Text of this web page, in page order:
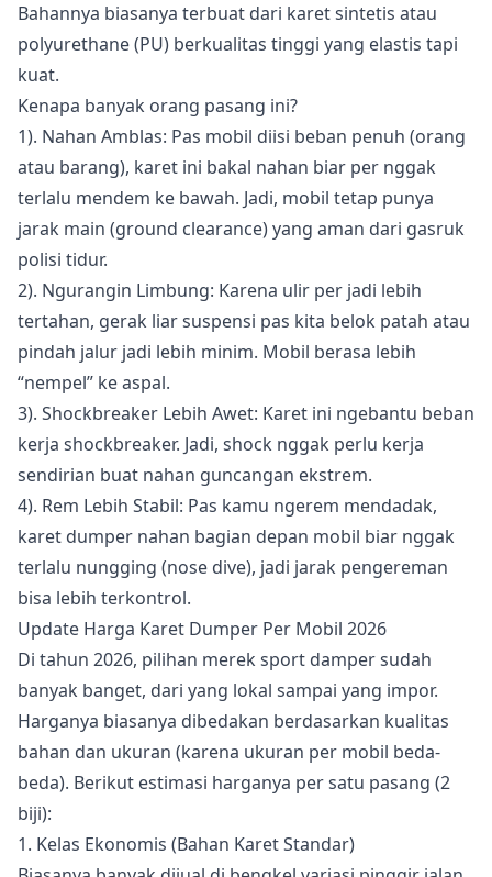
Bahannya biasanya terbuat dari karet sintetis atau
polyurethane (PU) berkualitas tinggi yang elastis tapi
kuat.
Kenapa banyak orang pasang ini?
1). Nahan Amblas: Pas mobil diisi beban penuh (orang
atau barang), karet ini bakal nahan biar per nggak
terlalu mendem ke bawah. Jadi, mobil tetap punya
jarak main (ground clearance) yang aman dari gasruk
polisi tidur.
2). Ngurangin Limbung: Karena ulir per jadi lebih
tertahan, gerak liar suspensi pas kita belok patah atau
pindah jalur jadi lebih minim. Mobil berasa lebih
“nempel” ke aspal.
3). Shockbreaker Lebih Awet: Karet ini ngebantu beban
kerja shockbreaker. Jadi, shock nggak perlu kerja
sendirian buat nahan guncangan ekstrem.
4). Rem Lebih Stabil: Pas kamu ngerem mendadak,
karet dumper nahan bagian depan mobil biar nggak
terlalu nungging (nose dive), jadi jarak pengereman
bisa lebih terkontrol.
Update Harga Karet Dumper Per Mobil 2026
Di tahun 2026, pilihan merek sport damper sudah
banyak banget, dari yang lokal sampai yang impor.
Harganya biasanya dibedakan berdasarkan kualitas
bahan dan ukuran (karena ukuran per mobil beda-
beda). Berikut estimasi harganya per satu pasang (2
biji):
1. Kelas Ekonomis (Bahan Karet Standar)